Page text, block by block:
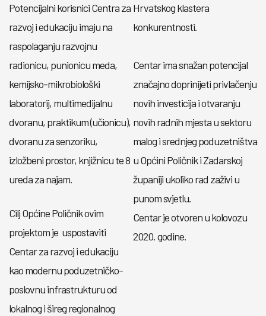
Potencijalni korisnici Centra za
razvoj i edukaciju imaju na
raspolaganju razvojnu
radionicu, punionicu meda,
kemijsko-mikrobiološki
laboratorij, multimedijalnu
dvoranu, praktikum (učionicu),
dvoranu za senzoriku,
izložbeni prostor, knjižnicu te 8
ureda za najam.
Cilj Općine Poličnik ovim
projektom je uspostaviti
Centar za razvoj i edukaciju
kao modernu poduzetničko-
poslovnu infrastrukturu od
lokalnog i šireg regionalnog
Hrvatskog klastera
konkurentnosti.
Centar ima snažan potencijal
značajno doprinijeti privlačenju
novih investicija i otvaranju
novih radnih mjesta u sektoru
malog i srednjeg poduzetništva
u Općini Poličnik i Zadarskoj
županiji ukoliko rad zaživi u
punom svjetlu.
Centar je otvoren u kolovozu
2020. godine.